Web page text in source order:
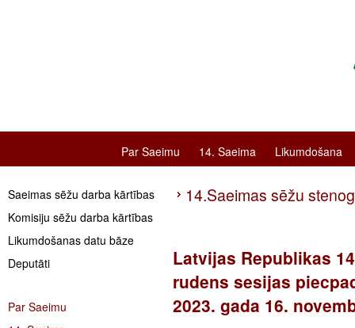
Par Saeimu 14. Saeima Likumdošana
Saeimas sēžu darba kārtības
Komisiju sēžu darba kārtības
Likumdošanas datu bāze
Deputāti
Par Saeimu
14.Saeimas sēžu
Latvijas Republikas
rudens sesijas
2023. gada 16.